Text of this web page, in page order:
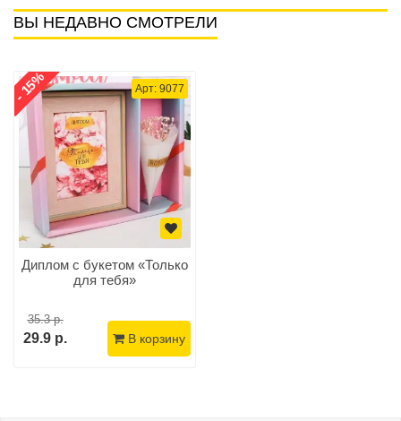
ВЫ НЕДАВНО СМОТРЕЛИ
Арт: 9077
Диплом с букетом «Только
для тебя»
35.3 р.
29.9 р.
- 15%
В корзину